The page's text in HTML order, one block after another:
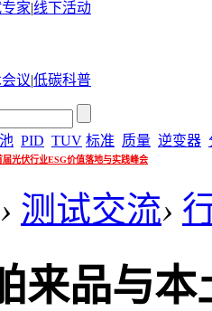
家|线下活动
议|低碳科普
PID TUV 标准 质量 逆变器
届光伏行业ESG价值落地与实践峰会
› 测试交流›
来品与